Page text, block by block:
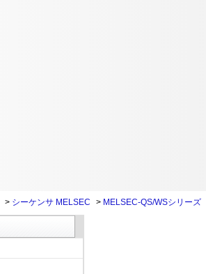
> シーケンサ MELSEC > MELSEC-QS/WSシリーズ